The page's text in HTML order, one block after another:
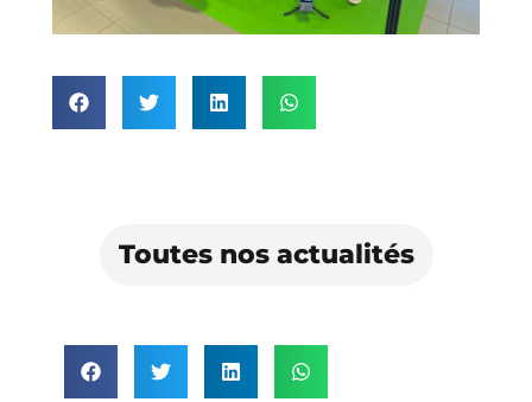
Toutes nos actualités